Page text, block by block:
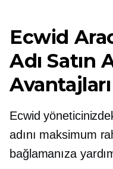
Ecwid
Adı Satın
Avantajları
Ecwid
adını maksimum
bağlamanıza